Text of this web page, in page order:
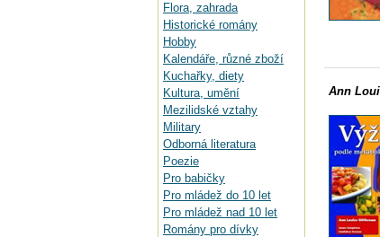
Flora, zahrada
Historické romány
Hobby
Kalendáře, různé zboží
Kuchařky, diety
Kultura, umění
Mezilidské vztahy
Military
Odborná literatura
Poezie
Pro babičky
Pro mládež do 10 let
Pro mládež nad 10 let
Romány pro dívky
Ann